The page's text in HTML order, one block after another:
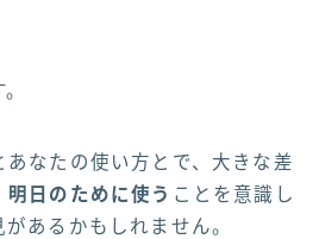
なたの使い方とで、大きな差
明日のために使う ことを意識し
あるかもしれません。